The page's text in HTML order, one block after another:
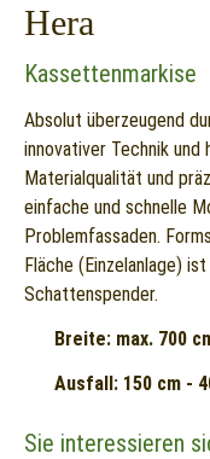
Hera
Kassettenmarkise
Absolut überzeugend
innovativer Technik und
Materialqualität und
einfache und schnelle
Problemfassaden.
Fläche (Einzelanlage)
Schattenspender.
Breite: max. 700
Ausfall: 150 cm -
Sie interessieren